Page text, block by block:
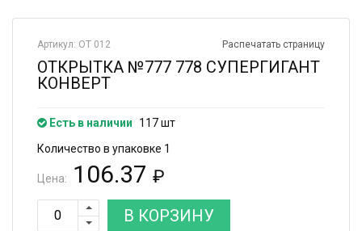
Распечатать страницу
Артикул: ОТ 012
ОТКРЫТКА №777 778 СУПЕРГИГАНТ
КОНВЕРТ
Есть в наличии
117 шт
Количество в упаковке 1
Цена: 106.37 ₽
В КОРЗИНУ